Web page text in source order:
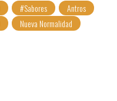
#Sabores
Antros
Nueva Normalidad